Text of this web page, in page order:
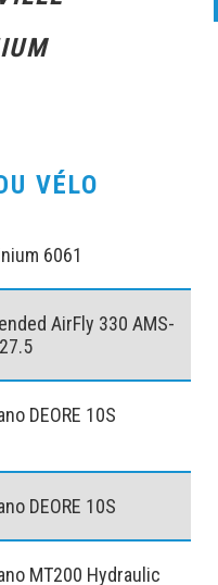
VÉLO
6061
AirFly 330 AMS-
DEORE 10S
DEORE 10S
MT200 Hydraulic